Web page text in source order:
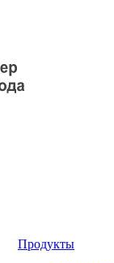
Продукты